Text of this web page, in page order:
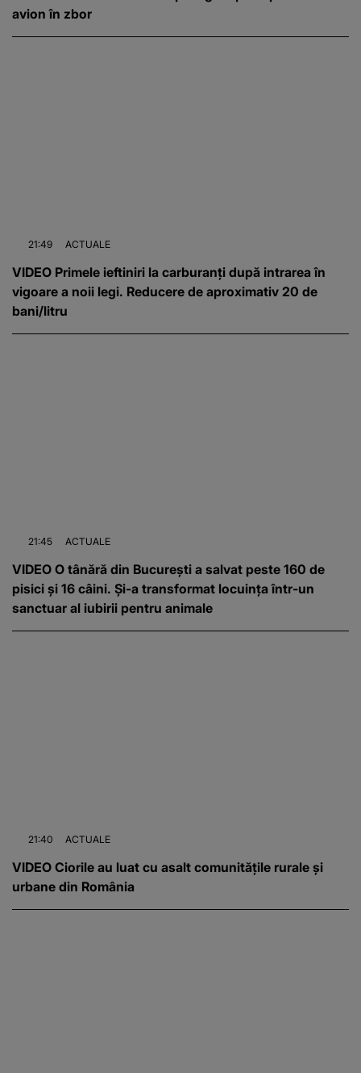
avion în zbor
21:49 ACTUALE
VIDEO Primele ieftiniri la carburanți după intrarea în
vigoare a noii legi. Reducere de aproximativ 20 de
bani/litru
21:45 ACTUALE
VIDEO O tânără din București a salvat peste 160 de
pisici și 16 câini. Și-a transformat locuința într-un
sanctuar al iubirii pentru animale
21:40 ACTUALE
VIDEO Ciorile au luat cu asalt comunitățile rurale și
urbane din România